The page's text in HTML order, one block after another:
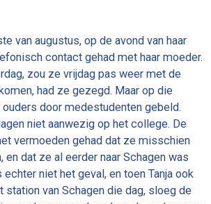
van augustus, op de avond van haar
contact gehad met haar moeder.
zou ze vrijdag pas weer met de
had ze gezegd. Maar op die
ouders door medestudenten gebeld.
niet aanwezig op het college. De
vermoeden gehad dat ze misschien
en dat ze al eerder naar Schagen was
niet het geval, en toen Tanja ook
station van Schagen die dag, sloeg de